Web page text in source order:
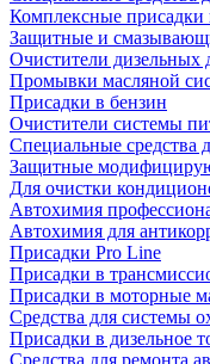
Комплексные присадки
Защитные и
Очистители дизельных
Промывки масляной
Присадки в бензин
Очистители системы
Специальные срeдства
Защитные
Для очистки
Автохимия
Автохимия для
Присадки Pro Line
Присадки в
Присадки в моторные
Средства для системы
Присадки в дизельное
Средства для ремонта